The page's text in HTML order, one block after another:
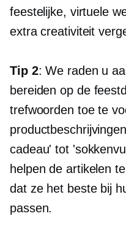
feestelijke, virtuele
extra creativiteit
Tip 2: We raden u
bereiden op de
trefwoorden toe te
cadeau' tot
helpen de artikelen
dat ze het beste bij
passen.